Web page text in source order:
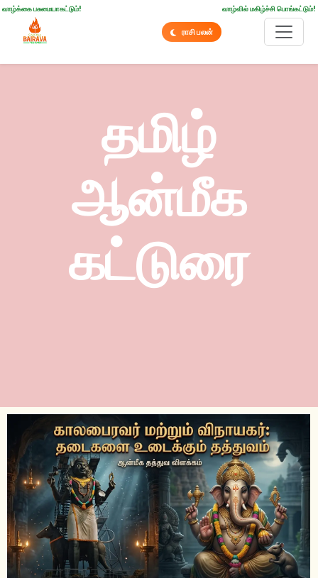
வாழ்க்கை பசுமையாகட்டும்! வாழ்வில் மகிழ்ச்சி பொங்கட்டும்!
ராசி பலன்
தமிழ்
ஆன்மீக
கட்டுரை